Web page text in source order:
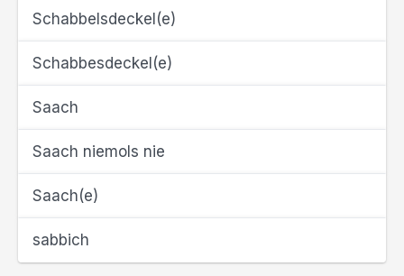
Schabbelsdeckel(e)
Schabbesdeckel(e)
Saach
Saach niemols nie
Saach(e)
sabbich